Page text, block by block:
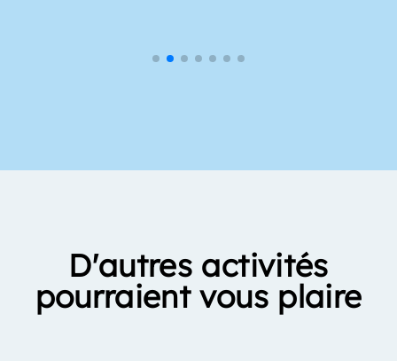
D'autres activités
pourraient vous plaire